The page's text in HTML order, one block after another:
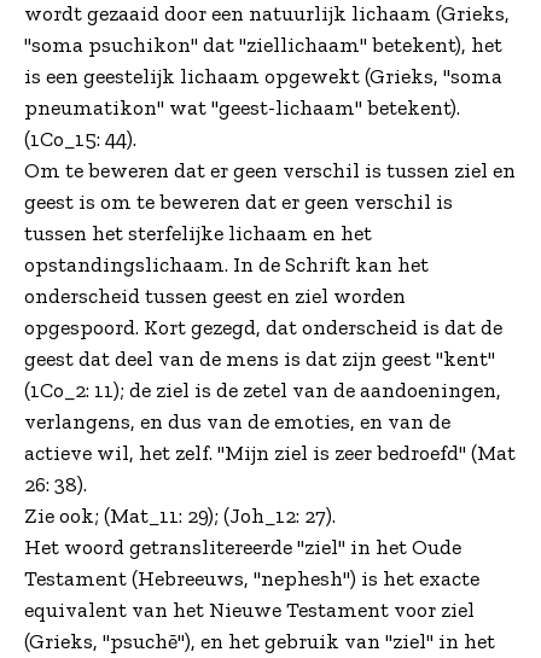
wordt gezaaid door een natuurlijk lichaam (Grieks,
"soma psuchikon" dat "ziellichaam" betekent), het
is een geestelijk lichaam opgewekt (Grieks, "soma
pneumatikon" wat "geest-lichaam" betekent).
(1Co_15: 44).
Om te beweren dat er geen verschil is tussen ziel en
geest is om te beweren dat er geen verschil is
tussen het sterfelijke lichaam en het
opstandingslichaam. In de Schrift kan het
onderscheid tussen geest en ziel worden
opgespoord. Kort gezegd, dat onderscheid is dat de
geest dat deel van de mens is dat zijn geest "kent"
(1Co_2: 11); de ziel is de zetel van de aandoeningen,
verlangens, en dus van de emoties, en van de
actieve wil, het zelf. "Mijn ziel is zeer bedroefd" (Mat
26: 38).
Zie ook; (Mat_11: 29); (Joh_12: 27).
Het woord getranslitereerde "ziel" in het Oude
Testament (Hebreeuws, "nephesh") is het exacte
equivalent van het Nieuwe Testament voor ziel
(Grieks, "psuchē"), en het gebruik van "ziel" in het